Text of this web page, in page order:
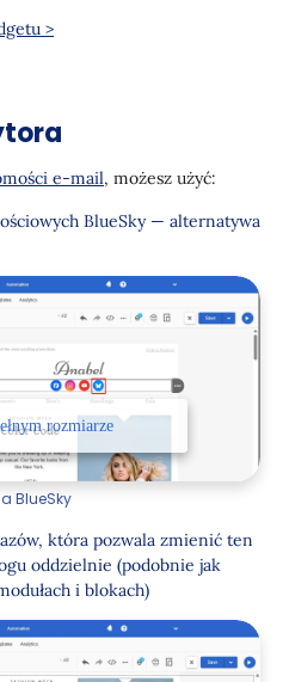
>
e-mail, możesz użyć:
BlueSky — alternatywa
BlueSky
która pozwala zmienić ten
oddzielnie (podobnie jak
i blokach)